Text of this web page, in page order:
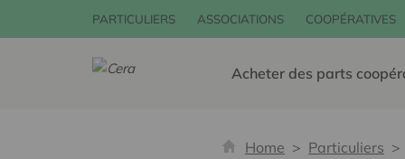
PARTICULIERS ASSOCIATIONS COOPÉRATIVES
Acheter des parts
Home Particuliers